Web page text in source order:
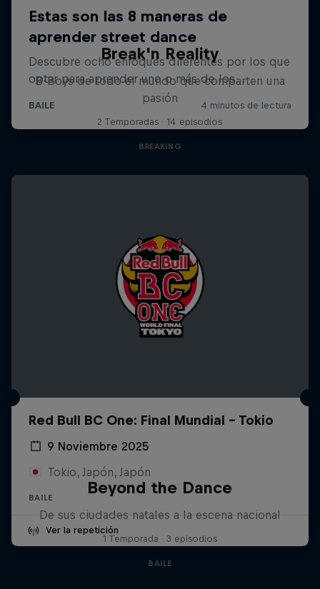
Break'n Reality
B-Boys de todo el mundo que comparten una
pasión
2 Temporadas · 14 episodios
BREAKING
Red Bull BC One: Final Mundial - Tokio
9 Noviembre 2025
Tokio, Japón, Japón
BAILE
Ver la repetición
Beyond the Dance
De sus ciudades natales a la escena nacional
1 Temporada · 3 episodios
BAILE